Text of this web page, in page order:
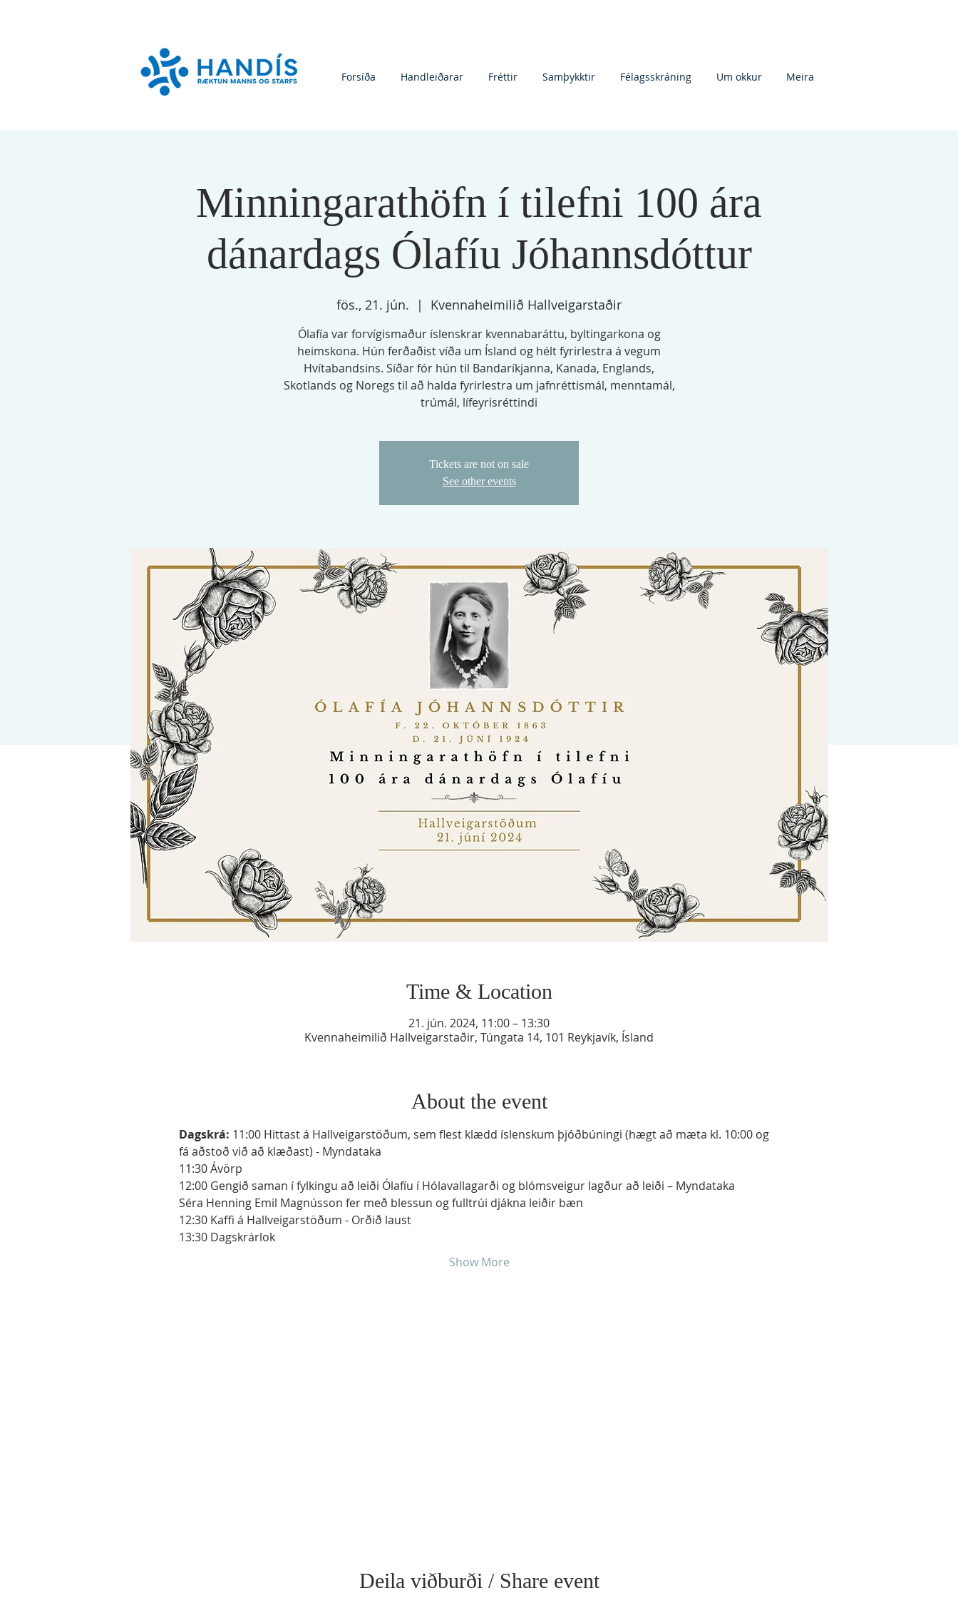
Forsíða Handleiðarar Fréttir Samþykktir Félagsskráning Um okkur Meira
Minningarathöfn í tilefni 100 ára
dánardags Ólafíu Jóhannsdóttur
fös., 21. jún.
  |
Kvennaheimilið Hallveigarstaðir
Ólafía var forvígismaður íslenskrar kvennabaráttu, byltingarkona og
heimskona. Hún ferðaðist víða um Ísland og hélt fyrirlestra á vegum
Hvítabandsins. Síðar fór hún til Bandaríkjanna, Kanada, Englands,
Skotlands og Noregs til að halda fyrirlestra um jafnréttismál, menntamál,
trúmál, lífeyrisréttindi
Tickets are not on sale
See other events
Time & Location
21. jún. 2024, 11:00 – 13:30
Kvennaheimilið Hallveigarstaðir, Túngata 14, 101 Reykjavík, Ísland
About the event
Dagskrá: 11:00 Hittast á Hallveigarstöðum, sem flest klædd íslenskum þjóðbúningi (hægt að mæta kl. 10:00 og
fá aðstoð við að klæðast) - Myndataka
11:30 Ávörp
12:00 Gengið saman í fylkingu að leiði Ólafíu í Hólavallagarði og blómsveigur lagður að leiði – Myndataka
Séra Henning Emil Magnússon fer með blessun og fulltrúi djákna leiðir bæn
12:30 Kaffi á Hallveigarstöðum - Orðið laust
13:30 Dagskrárlok
Show More
Deila viðburði / Share event